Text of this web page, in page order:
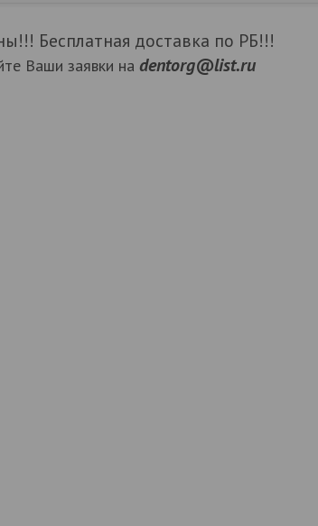
Бесплатная доставка по РБ!!!
Ваши заявки на dentorg@list.ru